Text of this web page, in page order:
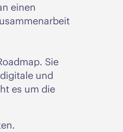
einen
Sie
und
es um die